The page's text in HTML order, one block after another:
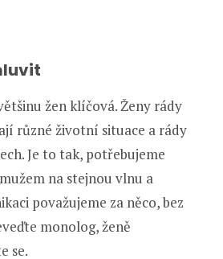
žen klíčová. Ženy rády
různé životní situace a rády
Je to tak, potřebujeme
na stejnou vlnu a
považujeme za něco, bez
monolog, ženě
se.